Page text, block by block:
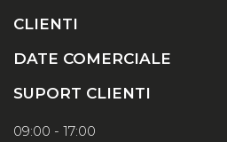
CLIENTI
DATE COMERCIALE
SUPORT CLIENTI
09:00 - 17:00